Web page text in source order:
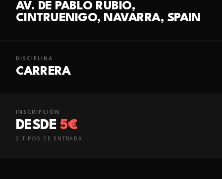
AV. DE PABLO RUBIO,
CINTRUENIGO, NAVARRA, SPAIN
DISCIPLINA
CARRERA
INSCRIPCIÓN
DESDE 5€
2 TIPO S DE ENTRADA